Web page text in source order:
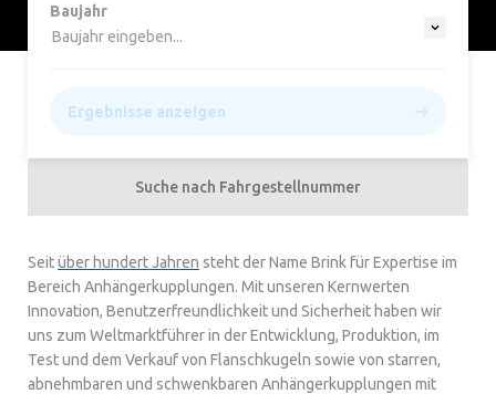
Baujahr
Baujahr eingeben...
Ergebnisse anzeigen
Suche nach Fahrgestellnummer
Seitüber hundert Jahren steht der Name Brink für Expertise im
Bereich Anhängerkupplungen. Mit unseren Kernwerten
Innovation, Benutzerfreundlichkeit und Sicherheit haben wir
uns zum Weltmarktführer in der Entwicklung, Produktion, im
Test und dem Verkauf von Flanschkugeln sowie von starren,
abnehmbaren und schwenkbaren Anhängerkupplungen mit